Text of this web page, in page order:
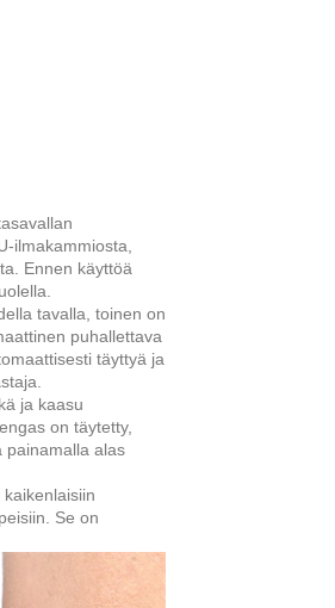
ilmakammiosta,
Ennen käyttöä
tavalla, toinen on
puhallettava
täyttyä ja
ja kaasu
on täytetty,
painamalla alas
Se on